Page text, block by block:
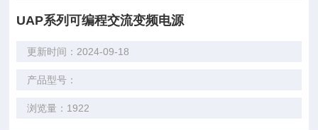
UAP系列可编程交流变频电源
更新时间：2024-09-18
产品型号：
浏览量：1922